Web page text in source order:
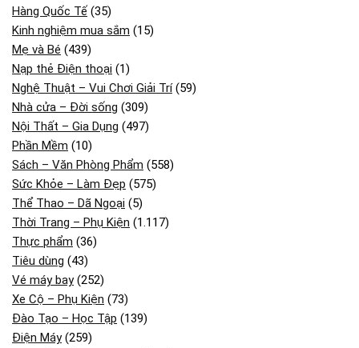
Hàng Quốc Tế (35)
Kinh nghiệm mua sắm (15)
Mẹ và Bé (439)
Nạp thẻ Điện thoại (1)
Nghệ Thuật – Vui Chơi Giải Trí(59)
Nhà cửa – Đời sống (309)
Nội Thất – Gia Dụng (497)
Phần Mềm (10)
Sách – Văn Phòng Phẩm (558)
Sức Khỏe – Làm Đẹp (575)
Thể Thao – Dã Ngoại (5)
Thời Trang – Phụ Kiện (1.117)
Thực phẩm (36)
Tiêu dùng (43)
Vé máy bay(252)
Xe Cộ – Phụ Kiện (73)
Đào Tạo – Học Tập (139)
Điện Máy(259)